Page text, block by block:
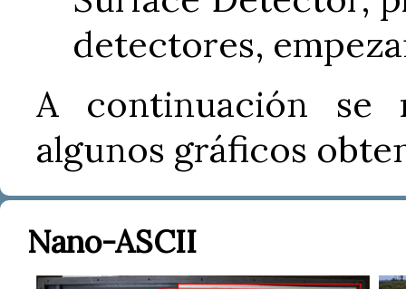
detectores,
A continuación se
algunos gráficos
Nano-ASCII